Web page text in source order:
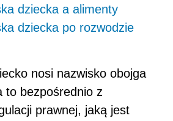
dziecka a alimenty
dziecka po rozwodzie
nosi nazwisko obojga
to bezpośrednio z
prawnej, jaką jest